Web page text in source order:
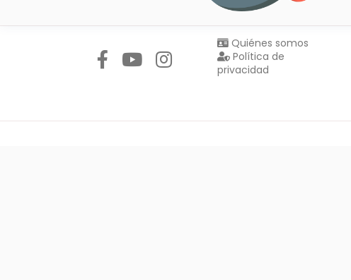
Quiénes somos
Política de
privacidad